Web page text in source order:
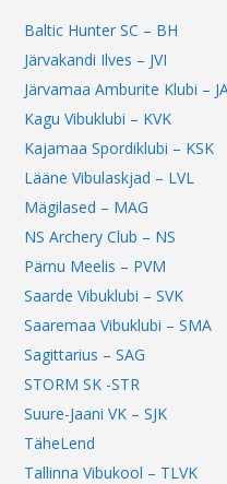
Baltic Hunter SC – BH
Järvakandi Ilves – JVI
Järvamaa Amburite Klubi –
Kagu Vibuklubi – KVK
Kajamaa Spordiklubi – KSK
Lääne Vibulaskjad – LVL
Mägilased – MAG
NS Archery Club – NS
Pärnu Meelis – PVM
Saarde Vibuklubi – SVK
Saaremaa Vibuklubi – SMA
Sagittarius – SAG
STORM SK -STR
Suure-Jaani VK – SJK
TäheLend
Tallinna Vibukool – TLVK